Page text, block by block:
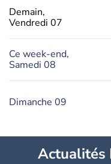
Demain,
Vendredi 07
Ce week-end,
Samedi 08
Dimanche 09
Actualités